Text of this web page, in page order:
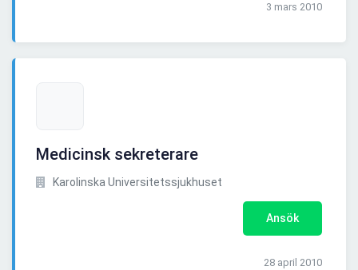
3 mars 2010
Medicinsk sekreterare
Karolinska Universitetssjukhuset
Ansök
28 april 2010